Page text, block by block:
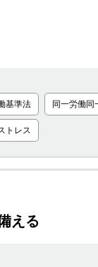
基準法 同一労働同
トレス
える